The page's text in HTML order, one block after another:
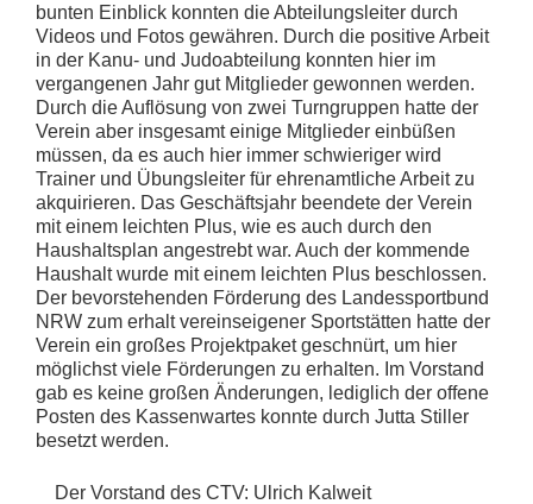
bunten Einblick konnten die Abteilungsleiter durch
Videos und Fotos gewähren. Durch die positive Arbeit
in der Kanu- und Judoabteilung konnten hier im
vergangenen Jahr gut Mitglieder gewonnen werden.
Durch die Auflösung von zwei Turngruppen hatte der
Verein aber insgesamt einige Mitglieder einbüßen
müssen, da es auch hier immer schwieriger wird
Trainer und Übungsleiter für ehrenamtliche Arbeit zu
akquirieren. Das Geschäftsjahr beendete der Verein
mit einem leichten Plus, wie es auch durch den
Haushaltsplan angestrebt war. Auch der kommende
Haushalt wurde mit einem leichten Plus beschlossen.
Der bevorstehenden Förderung des Landessportbund
NRW zum erhalt vereinseigener Sportstätten hatte der
Verein ein großes Projektpaket geschnürt, um hier
möglichst viele Förderungen zu erhalten. Im Vorstand
gab es keine großen Änderungen, lediglich der offene
Posten des Kassenwartes konnte durch Jutta Stiller
besetzt werden.
Der Vorstand des CTV: Ulrich Kalweit